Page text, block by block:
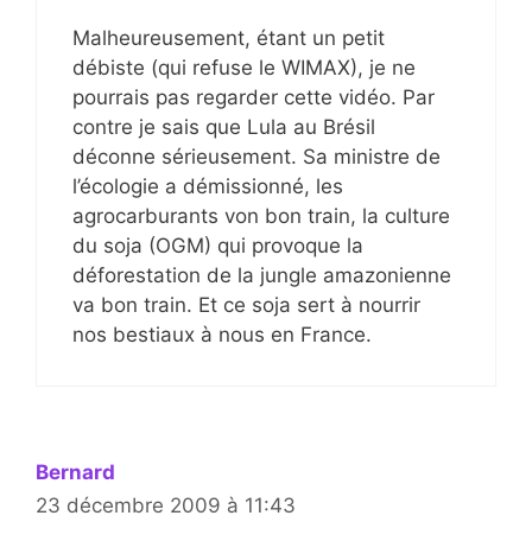
Malheureusement, étant un petit
débiste (qui refuse le WIMAX), je ne
pourrais pas regarder cette vidéo. Par
contre je sais que Lula au Brésil
déconne sérieusement. Sa ministre de
l’écologie a démissionné, les
agrocarburants von bon train, la culture
du soja (OGM) qui provoque la
déforestation de la jungle amazonienne
va bon train. Et ce soja sert à nourrir
nos bestiaux à nous en France.
Bernard
23 décembre 2009 à 11:43